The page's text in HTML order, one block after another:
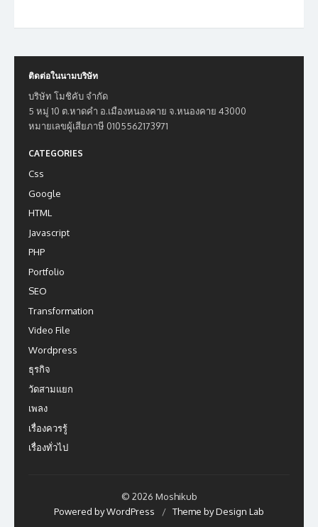
ติดต่อในนามบริษัท
บริษัท โมชิคับ จำกัด
5 หมู่ 10 ต.หาดคำ อ.เมืองหนองคาย จ.หนองคาย 43000
หมายเลขผู้เสียภาษี 0105562173971
CATEGORIES
Css
Google
HTML
Javascript
PHP
Portfolio
SEO
Transformation
Video File
Wordpress
ธุรกิจ
วัดสามแยก
เพลง
เรื่องควรรู้
เรื่องทั่วไป
© 2026 Moshikub
Powered by WordPress
/ Theme by Design Lab